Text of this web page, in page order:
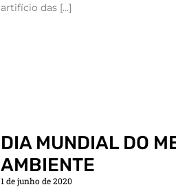
artifício das […]
DIA MUNDIAL DO
AMBIENTE
1 de junho de 2020